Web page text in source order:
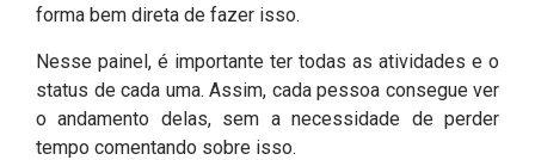
forma bem direta de fazer isso.
Nesse painel, é importante ter todas as atividades e o
status de cada uma. Assim, cada pessoa consegue ver
o andamento delas, sem a necessidade de perder
tempo comentando sobre isso.